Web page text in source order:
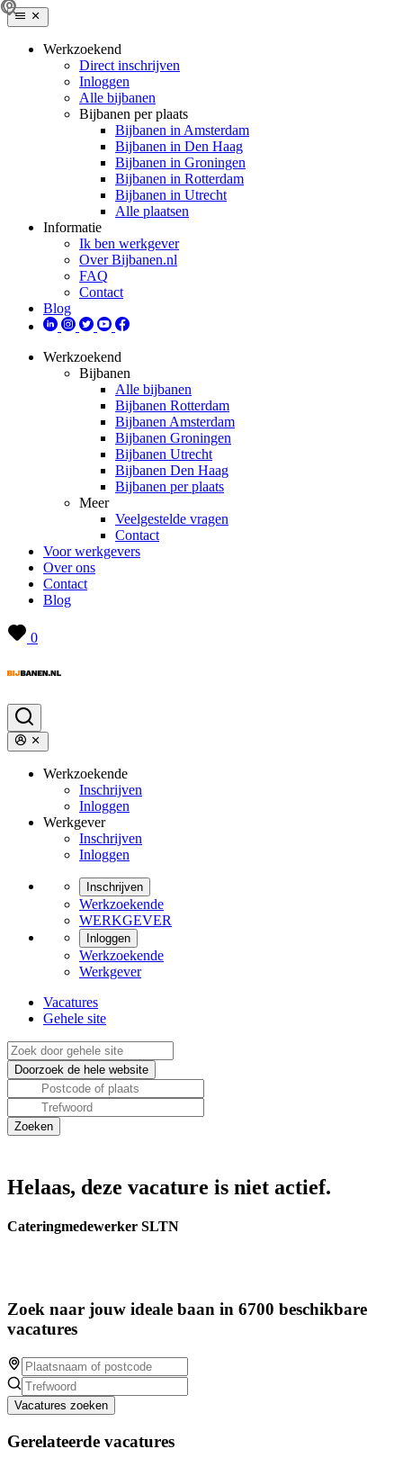
Werkzoekend
Direct inschrijven
Inloggen
Alle bijbanen
Bijbanen per plaats
Bijbanen in Amsterdam
Bijbanen in Den Haag
Bijbanen in Groningen
Bijbanen in Rotterdam
Bijbanen in Utrecht
Alle plaatsen
Informatie
Ik ben werkgever
Over Bijbanen.nl
FAQ
Contact
Blog
Werkzoekend
Bijbanen
Alle bijbanen
Bijbanen Rotterdam
Bijbanen Amsterdam
Bijbanen Groningen
Bijbanen Utrecht
Bijbanen Den Haag
Bijbanen per plaats
Meer
Veelgestelde vragen
Contact
Voor werkgevers
Over ons
Contact
Blog
0
Werkzoekende
Inschrijven
Inloggen
Werkgever
Inschrijven
Inloggen
Inschrijven
Werkzoekende
WERKGEVER
Inloggen
Werkzoekende
Werkgever
Vacatures
Gehele site
Helaas, deze vacature is niet actief.
Cateringmedewerker SLTN
Zoek naar jouw ideale baan in 6700 beschikbare
vacatures
Vacatures zoeken
Gerelateerde vacatures